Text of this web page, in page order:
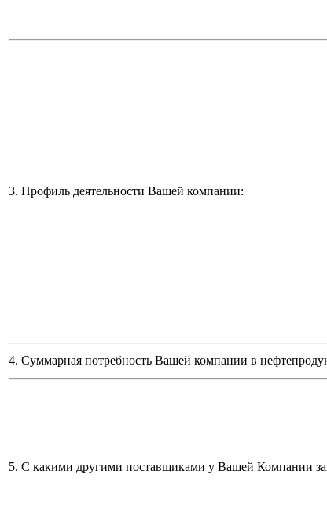
3. Профиль деятельности Вашей компании:
4. Суммарная потребность Вашей компании в
5. С какими другими поставщиками у Вашей Компании